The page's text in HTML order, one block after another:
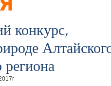
конкурс,
региона